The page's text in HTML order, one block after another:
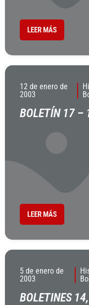
LEER MÁS
12 de enero de
2003
BOLETÍN 17
LEER MÁS
5 de enero de
2003
BOLETINES